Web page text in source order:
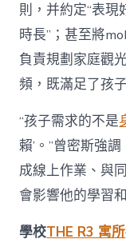
則，并約定“表
時長”；甚至將
負責規劃家庭觀
頻，既滿足了孩
“孩子需求的不是
賴’。”曾密斯強
成線上作業、與
會影響他的學習
學校THE R3 寓所